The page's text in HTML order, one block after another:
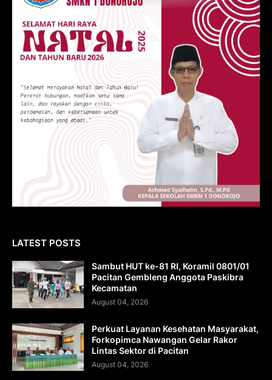
LATEST POSTS
Sambut HUT ke-81 RI, Koramil 0801/01
Pacitan Gembleng Anggota Paskibra
Kecamatan
August 04, 2026
Perkuat Layanan Kesehatan Masyarakat,
Forkopimca Nawangan Gelar Rakor
Lintas Sektor di Pacitan
August 04, 2026